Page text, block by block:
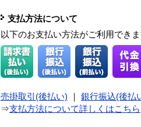
支払方法について
以下のお支払い方法がご利用できま
売掛取引(後払い) 銀行振込(後払
⇒支払方法について詳しくはこちら